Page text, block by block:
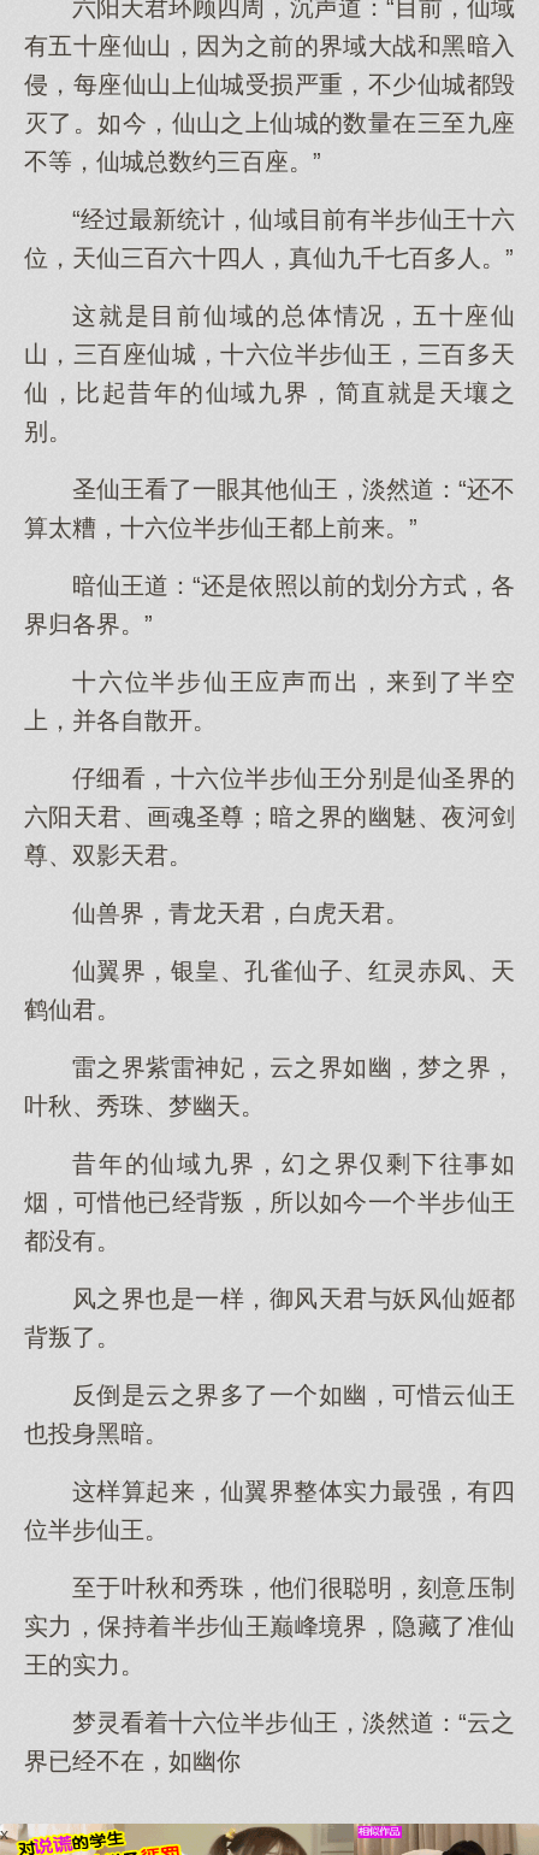
六阳天君环顾四周，沉声道：“目前，仙域
有五十座仙山，因为之前的界域大战和黑暗入
侵，每座仙山上仙城受损严重，不少仙城都毁
灭了。如今，仙山之上仙城的数量在三至九座
不等，仙城总数约三百座。”
“经过最新统计，仙域目前有半步仙王十六
位，天仙三百六十四人，真仙九千七百多人。”
这就是目前仙域的总体情况，五十座仙
山，三百座仙城，十六位半步仙王，三百多天
仙，比起昔年的仙域九界，简直就是天壤之
别。
圣仙王看了一眼其他仙王，淡然道：“还不
算太糟，十六位半步仙王都上前来。”
暗仙王道：“还是依照以前的划分方式，各
界归各界。”
十六位半步仙王应声而出，来到了半空
上，并各自散开。
仔细看，十六位半步仙王分别是仙圣界的
六阳天君、画魂圣尊；暗之界的幽魅、夜河剑
尊、双影天君。
仙兽界，青龙天君，白虎天君。
仙翼界，银皇、孔雀仙子、红灵赤凤、天
鹤仙君。
雷之界紫雷神妃，云之界如幽，梦之界，
叶秋、秀珠、梦幽天。
昔年的仙域九界，幻之界仅剩下往事如
烟，可惜他已经背叛，所以如今一个半步仙王
都没有。
风之界也是一样，御风天君与妖风仙姬都
背叛了。
反倒是云之界多了一个如幽，可惜云仙王
也投身黑暗。
这样算起来，仙翼界整体实力最强，有四
位半步仙王。
至于叶秋和秀珠，他们很聪明，刻意压制
实力，保持着半步仙王巅峰境界，隐藏了准仙
王的实力。
梦灵看着十六位半步仙王，淡然道：“云之
界已经不在，如幽你
x